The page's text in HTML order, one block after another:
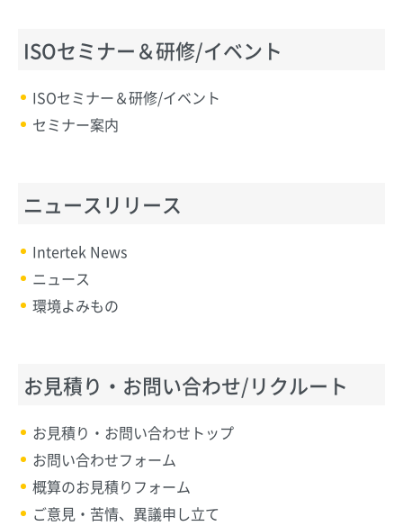
ISOセミナー＆研修/イベント
ISOセミナー＆研修/イベント
セミナー案内
ニュースリリース
Intertek News
ニュース
環境よみもの
お見積り・お問い合わせ/リクルート
お見積り・お問い合わせトップ
お問い合わせフォーム
概算のお見積りフォーム
ご意見・苦情、異議申し立て